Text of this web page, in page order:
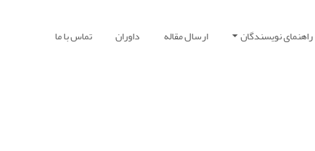
راهنمای نویسندگان ارسال مقاله داوران تماس با ما